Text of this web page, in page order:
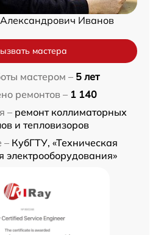
Иванов
мастера
мастером – 5 лет
ремонтов – 1 140
– ремонт коллиматорных
и тепловизоров
– КубГТУ, «Техническая
электрооборудования»